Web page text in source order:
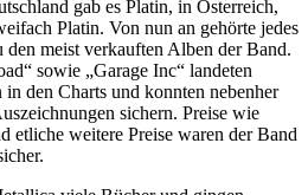
gab es Platin, in Österreich,
Platin. Von nun an gehörte jedes
meist verkauften Alben der Band.
sowie „Garage Inc“ landeten
in den Charts und konnten nebenher
sichern. Preise wie
etliche weitere Preise waren der Band